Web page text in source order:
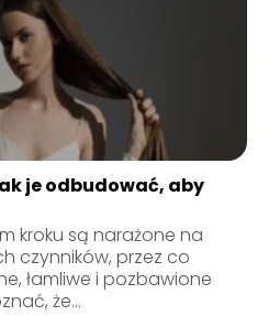
je odbudować, aby
kroku są narażone na
czynników, przez co
łamliwe i pozbawione
że...